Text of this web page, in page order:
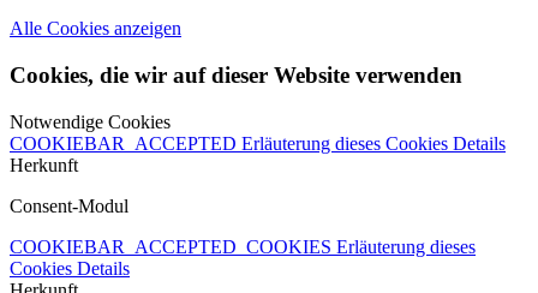
Alle Cookies anzeigen
Cookies, die wir auf dieser Website verwenden
Notwendige Cookies
COOKIEBAR_ACCEPTED Erläuterung dieses Cookies Details
Herkunft
Consent-Modul
COOKIEBAR_ACCEPTED_COOKIES Erläuterung dieses
Cookies Details